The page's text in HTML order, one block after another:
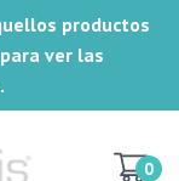
productos
ver las
0